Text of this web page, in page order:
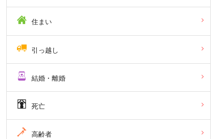
住まい
引っ越し
結婚・離婚
死亡
高齢者